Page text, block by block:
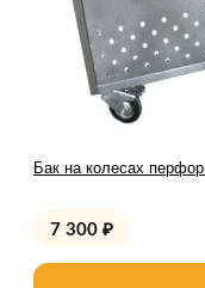
Бак на колесах
7 300 ₽